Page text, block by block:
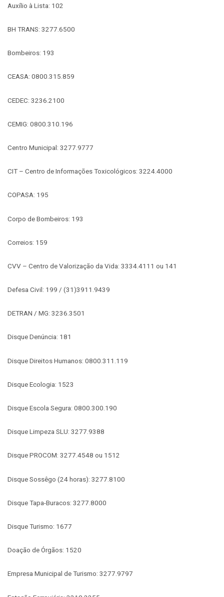
Auxílio à Lista: 102
BH TRANS: 3277.6500
Bombeiros: 193
CEASA: 0800.315.859
CEDEC: 3236.2100
CEMIG: 0800.310.196
Centro Municipal: 3277.9777
CIT – Centro de Informações Toxicológicos: 3224.4000
COPASA: 195
Corpo de Bombeiros: 193
Correios: 159
CVV – Centro de Valorização da Vida: 3334.4111 ou 141
Defesa Civil: 199 / (31)3911.9439
DETRAN / MG: 3236.3501
Disque Denúncia: 181
Disque Direitos Humanos: 0800.311.119
Disque Ecologia: 1523
Disque Escola Segura: 0800.300.190
Disque Limpeza SLU: 3277.9388
Disque PROCOM: 3277.4548 ou 1512
Disque Sossêgo (24 horas): 3277.8100
Disque Tapa-Buracos: 3277.8000
Disque Turismo: 1677
Doação de Órgãos: 1520
Empresa Municipal de Turismo: 3277.9797